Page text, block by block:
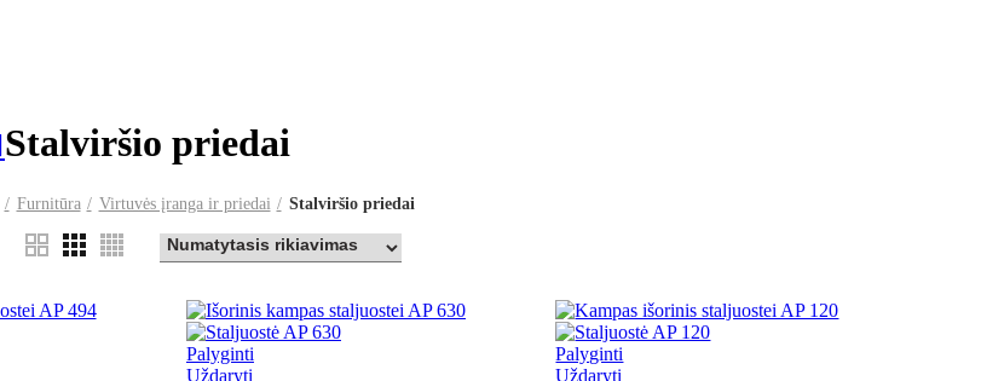
Stalviršio priedai
Furnitūra Virtuvės įranga ir priedai Stalviršio priedai
Palyginti
Uždaryti
Palyginti
Uždaryti